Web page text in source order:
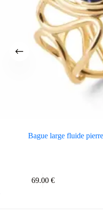
Bague large fluide
69.00 €